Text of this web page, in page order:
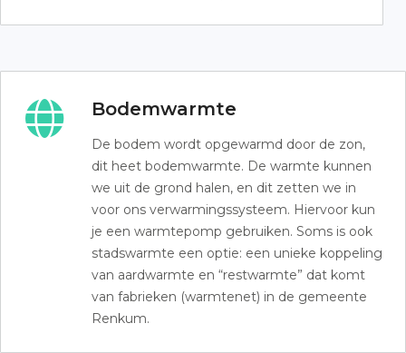
Bodemwarmte
De bodem wordt opgewarmd door de zon,
dit heet bodemwarmte. De warmte kunnen
we uit de grond halen, en dit zetten we in
voor ons verwarmingssysteem. Hiervoor kun
je een warmtepomp gebruiken. Soms is ook
stadswarmte een optie: een unieke koppeling
van aardwarmte en “restwarmte” dat komt
van fabrieken (warmtenet) in de gemeente
Renkum.